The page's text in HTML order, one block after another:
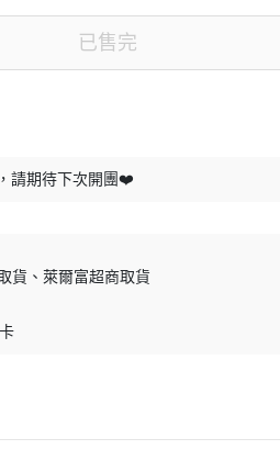
已售完
請期待下次開團❤️
貨
萊爾富超商取貨